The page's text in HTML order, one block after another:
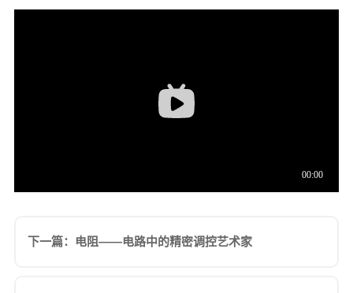
下一篇：电阻——电路中的精密调控艺术家